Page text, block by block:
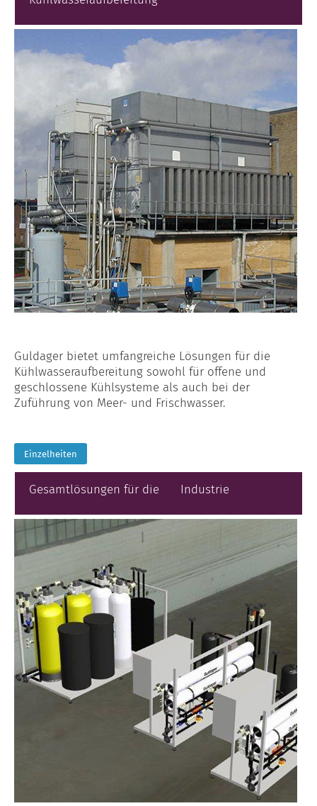
Guldager bietet umfangreiche Lösungen für die
Kühlwasseraufbereitung sowohl für offene und
geschlossene Kühlsysteme als auch bei der
Zuführung von Meer- und Frischwasser.
Einzelheiten
Gesamtlösungen für die Industrie